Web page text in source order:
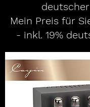
Mein Preis für
- inkl. 19%